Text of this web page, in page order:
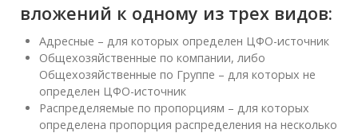
вложений к одному из трех видов:
Адресные – для которых определен ЦФО-источник
Общехозяйственные по компании, либо
Общехозяйственные по Группе – для которых не
определен ЦФО-источник
Распределяемые по пропорциям – для которых
определена пропорция распределения на несколько